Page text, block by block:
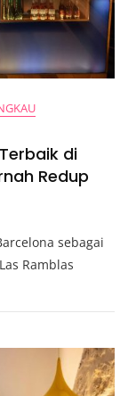
di
Redup
sebagai
Ramblas